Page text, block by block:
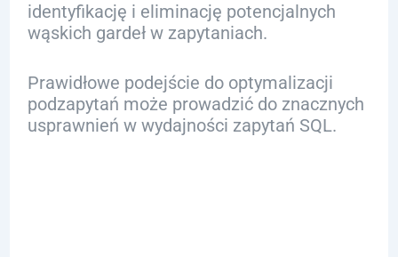
identyfikację i eliminację potencjalnych
wąskich gardeł w zapytaniach.
Prawidłowe podejście do optymalizacji
podzapytań może prowadzić do znacznych
usprawnień w wydajności zapytań SQL.